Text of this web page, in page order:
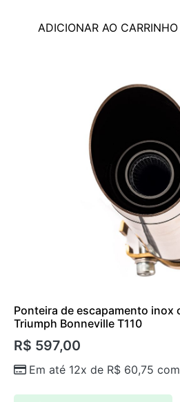
ADICIONAR AO CARRINHO
Ponteira de escapamento inox
Triumph Bonneville T110
R$ 597,00
Em até 12x de R$ 60,75